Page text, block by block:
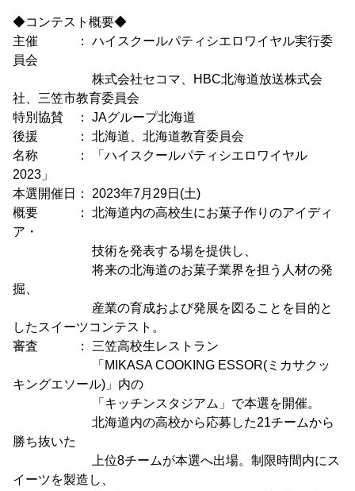
◆コンテスト概要◆
主催 ： ハイスクールパティシエロワイヤル実行委
員会
株式会社セコマ、HBC北海道放送株式会
社、三笠市教育委員会
特別協賛 ： JAグループ北海道
後援 ： 北海道、北海道教育委員会
名称 ： 「ハイスクールパティシエロワイヤル
2023」
本選開催日： 2023年7月29日(土)
概要 ： 北海道内の高校生にお菓子作りのアイディ
ア・
技術を発表する場を提供し、
将来の北海道のお菓子業界を担う人材の発
掘、
産業の育成および発展を図ることを目的と
したスイーツコンテスト。
審査 ： 三笠高校生レストラン
「MIKASA COOKING ESSOR(ミカサクッ
キングエソール)」内の
「キッチンスタジアム」で本選を開催。
北海道内の高校から応募した21チームから
勝ち抜いた
上位8チームが本選へ出場。制限時間内にス
イーツを製造し、